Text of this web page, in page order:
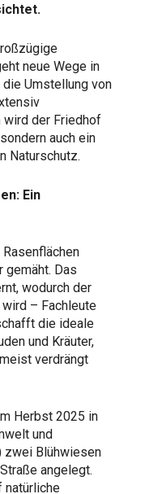
neue Wege in
die Umstellung von
der Friedhof
auch ein
Naturschutz.
Ein
gemäht. Das
wodurch der
– Fachleute
die ideale
und Kräuter,
verdrängt
Herbst 2025 in
und
zwei Blühwiesen
angelegt.
natürliche